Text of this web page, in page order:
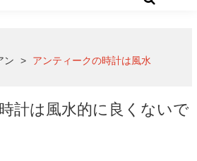
ン >
アンティークの時計は風水
計は風水的に良くないで